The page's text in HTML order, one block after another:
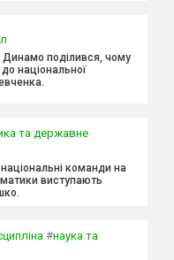
Динамо поділився, чому
національної
та державне
команди на
виступають
#наука та